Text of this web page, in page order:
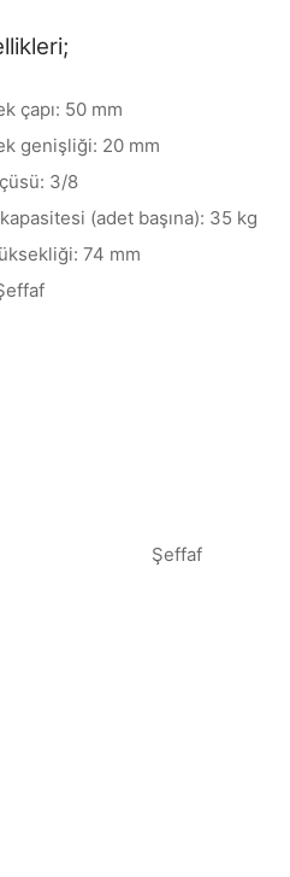
çapı: 50 mm
genişliği: 20 mm
3/8
kapasitesi (adet başına): 35 kg
74 mm
Şeffaf